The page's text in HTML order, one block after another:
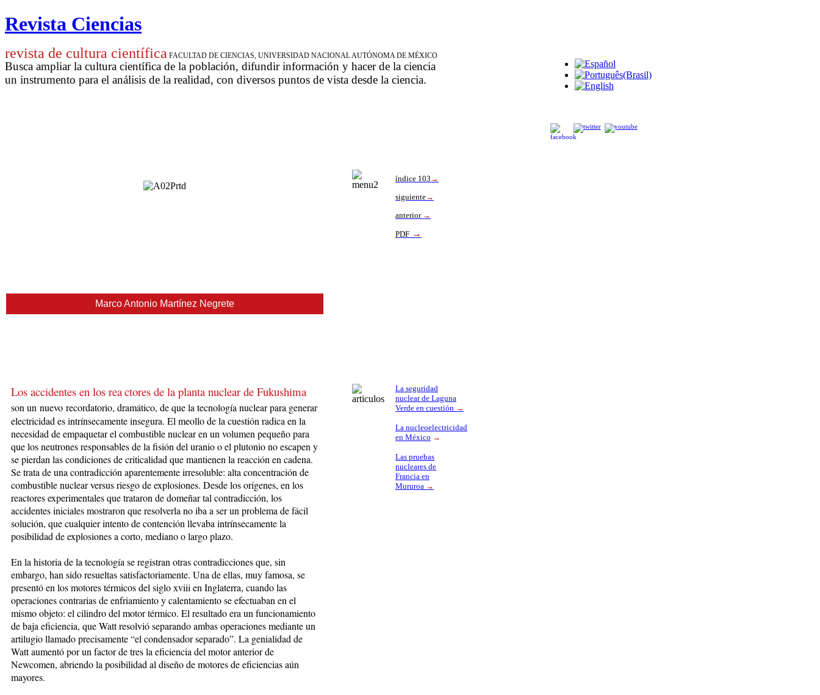
Revista Ciencias
revista de cultura científica FACULTAD DE CIENCIAS, UNIVERSIDAD NACIONAL AUTÓNOMA DE MÉXICO
Busca ampliar la cultura científica de la población, difundir información y hacer de la ciencia
un instrumento para el análisis de la realidad, con diversos puntos de vista desde la ciencia.
índice 103 →
siguiente→
anterior →
PDF →
Marco Antonio Martínez Negrete
Los accidentes en los reactores de la planta nuclear de Fukushima
son un nuevo recordatorio, dramático, de que la tecnología nuclear para generar
electricidad es intrínsecamente insegura. El meollo de la cuestión radica en la
necesidad de empaquetar el combustible nuclear en un volumen pequeño para
que los neutrones responsables de la fisión del uranio o el plutonio no escapen y
se pierdan las condiciones de criticalidad que mantienen la reacción en cadena.
Se trata de una contradicción aparentemente irresoluble: alta concentración de
combustible nuclear versus riesgo de explosiones. Desde los orígenes, en los
reactores experimentales que trataron de domeñar tal contradicción, los
accidentes iniciales mostraron que resolverla no iba a ser un problema de fácil
solución, que cualquier intento de contención llevaba intrínsecamente la
posibilidad de explosiones a corto, mediano o largo plazo.
En la historia de la tecnología se registran otras contradicciones que, sin
embargo, han sido resueltas satisfactoriamente. Una de ellas, muy famosa, se
presentó en los motores térmicos del siglo xviii en Inglaterra, cuando las
operaciones contrarias de enfriamiento y calentamiento se efectuaban en el
mismo objeto: el cilindro del motor térmico. El resultado era un funcionamiento
de baja eficiencia, que Watt resolvió separando ambas operaciones mediante un
artilugio llamado precisamente “el condensador separado”. La genialidad de
Watt aumentó por un factor de tres la eficiencia del motor anterior de
Newcomen, abriendo la posibilidad al diseño de motores de eficiencias aún
mayores.
La seguridad
nuclear de Laguna
Verde en cuestión →
La nucleoelectricidad
en México →
Las pruebas
nucleares de
Francia en
Mururoa →